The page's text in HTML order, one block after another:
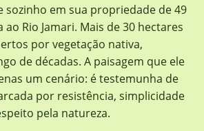
sozinho em sua propriedade de 49
Rio Jamari. Mais de 30 hectares
por vegetação nativa,
de décadas. A paisagem que ele
um cenário: é testemunha de
por resistência, simplicidade
pela natureza.